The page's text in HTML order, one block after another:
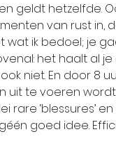
geldt hetzelfde.
van rust in,
wat ik bedoel; je
het haalt al
niet. En door
uit te voeren
rare ‘blessures’
goed idee.